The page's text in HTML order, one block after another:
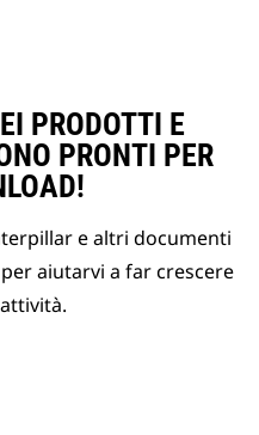
PRODOTTI E
PRONTI PER
e altri documenti
aiutarvi a far crescere